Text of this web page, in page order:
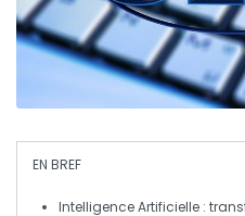
EN BREF
Intelligence Artificielle :